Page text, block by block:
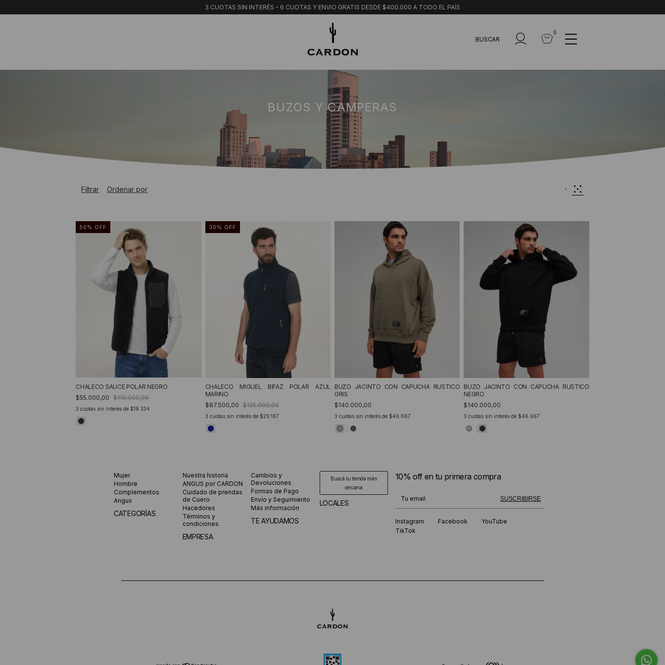
3 CUOTAS SIN INTERÉS - 6 CUOTAS Y ENVIO GRATIS DESDE $400.000 A TODO EL PAÍS
BUSCAR
0
BUZOS Y CAMPERAS
Filtrar Ordenar por
50 % OFF
CHALECO SAUCE POLAR NEGRO
$55.000,00
$110.000,00
3 cuotas sin interés de $18.334
30 % OFF
CHALECO MIGUEL BIFAZ POLAR AZUL
MARINO
$87.500,00 $125.000,00
3 cuotas sin interés de $29.167
BUZO JACINTO CON CAPUCHA RUSTICO
GRIS
$140.000,00
3 cuotas sin interés de $46.667
BUZO JACINTO CON CAPUCHA RUSTICO
NEGRO
$140.000,00
3 cuotas sin interés de $46.667
Mujer
Hombre
Complementos
Angus
CATEGORÍAS
Nuestra historia
ANGUS por CARDON
Cuidado de prendas
de Cuero
Hacedores
Términos y
condiciones
EMPRESA
Cambios y
Devoluciones
Formas de Pago
Envío y Seguimiento
Más información
TE AYUDAMOS
Buscá tu tienda más
cercana
LOCALES
10% off en tu primera compra
SUSCRIBIRSE
¡Te suscribiste exitosamente!
Instagram Facebook
YouTube
TikTok